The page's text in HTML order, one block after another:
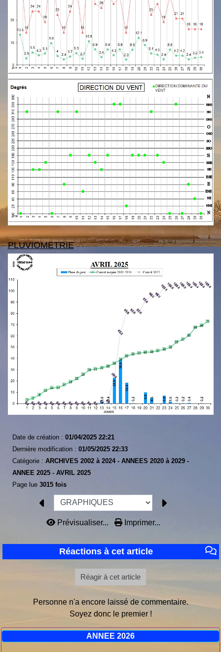
ANNEE 2026
PLUVIOMETRIE
Date de création : 01/04/2025 22:21
Dernière modification : 01/05/2025 22:33
Catégorie : ARCHIVES 2002 à 2024 - ANNEES 2020 à 2029 -
ANNEE 2025 - AVRIL 2025
Page lue 3015 fois
Prévisualiser... Imprimer...
Réactions à cet article
Réagir à cet article
Personne n'a encore laissé de commentaire.
Soyez donc le premier !